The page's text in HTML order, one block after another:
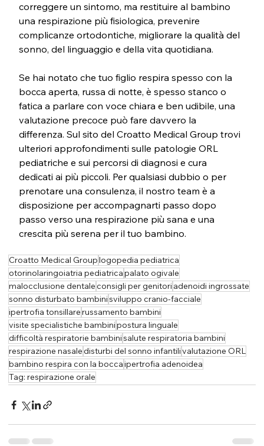
correggere un sintomo, ma restituire al bambino
una respirazione più fisiologica, prevenire
complicanze ortodontiche, migliorare la qualità del
sonno, del linguaggio e della vita quotidiana.
Se hai notato che tuo figlio respira spesso con la
bocca aperta, russa di notte, è spesso stanco o
fatica a parlare con voce chiara e ben udibile, una
valutazione precoce può fare davvero la
differenza. Sul sito del Croatto Medical Group trovi
ulteriori approfondimenti sulle patologie ORL
pediatriche e sui percorsi di diagnosi e cura
dedicati ai più piccoli. Per qualsiasi dubbio o per
prenotare una consulenza, il nostro team è a
disposizione per accompagnarti passo dopo
passo verso una respirazione più sana e una
crescita più serena per il tuo bambino.
Croatto Medical Grouplogopedia pediatrica
otorinolaringoiatria pediatricapalato ogivale
malocclusione dentaleconsigli per genitori adenoidi ingrossate
sonno disturbato bambinisviluppo cranio-facciale
ipertrofia tonsillarerussamento bambini
visite specialistiche bambinipostura linguale
difficoltà respiratorie bambinisalute respiratoria bambini
respirazione nasaledisturbi del sonno infantilivalutazione ORL
bambino respira con la boccaipertrofia adenoidea
Tag: respirazione orale